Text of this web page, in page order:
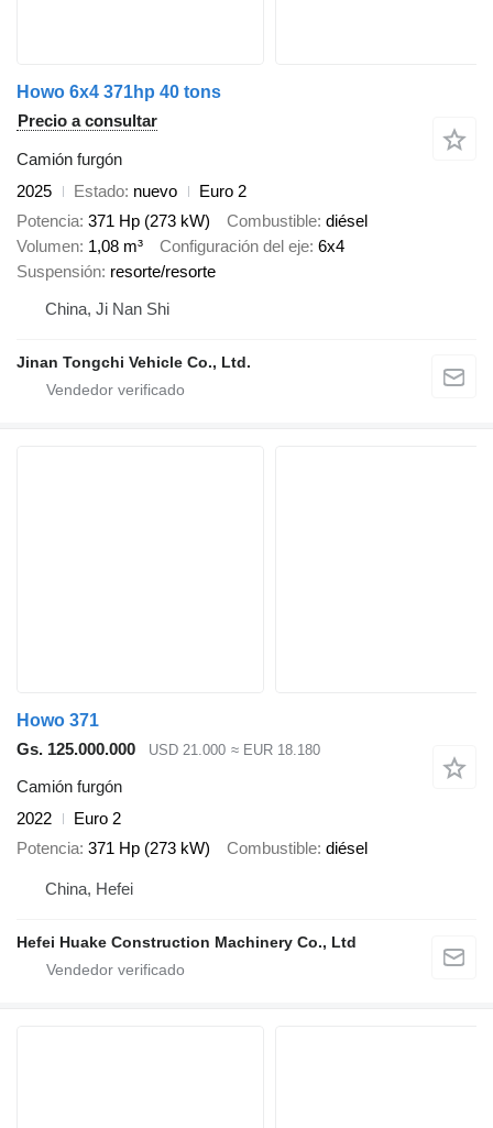
Howo 6x4 371hp 40 tons
Precio a consultar
Camión furgón
2025
Estado nuevo
Euro 2
Potencia 371 Hp (273 kW) Combustible diésel
Volumen 1,08 m³ Configuración del eje 6x4
Suspensión resorte/resorte
China, Ji Nan Shi
Jinan Tongchi Vehicle Co., Ltd.
Howo 371
Gs. 125.000.000
USD 21.000 ≈ EUR 18.180
Camión furgón
2022
Euro 2
Potencia 371 Hp (273 kW) Combustible diésel
China, Hefei
Hefei Huake Construction Machinery Co., Ltd